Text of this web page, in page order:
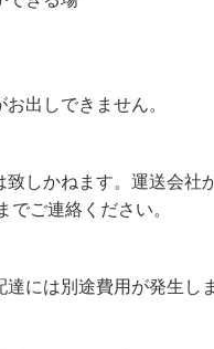
出しできません。
しかねます。運送会社
ご連絡ください。
には別途費用が発生し